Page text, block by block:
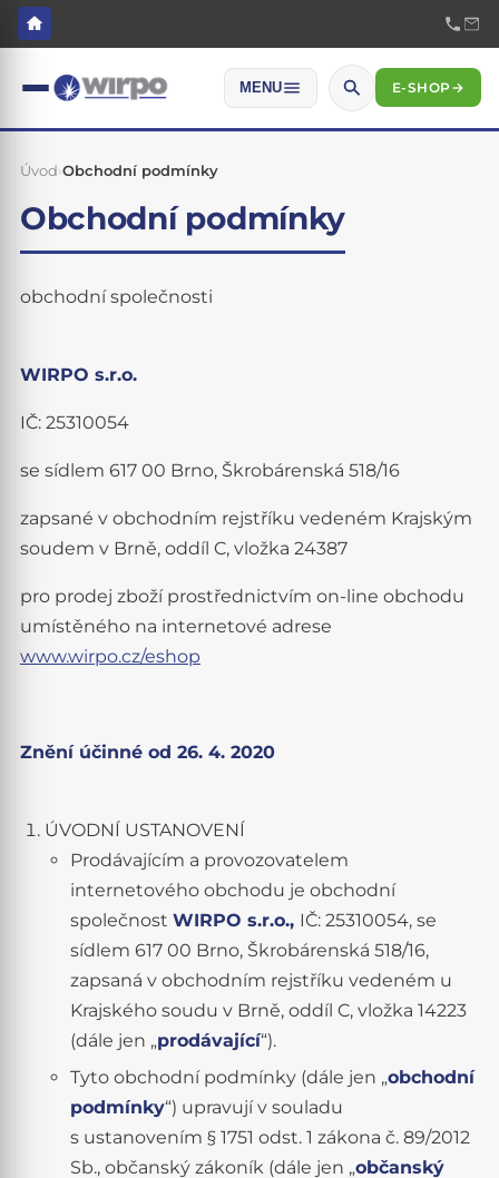
MENU E-SHOP→
Úvod›Obchodní podmínky
Obchodní podmínky
obchodní společnosti
WIRPO s.r.o.
IČ: 25310054
se sídlem 617 00 Brno, Škrobárenská 518/16
zapsané v obchodním rejstříku vedeném Krajským
soudem v Brně, oddíl C, vložka 24387
pro prodej zboží prostřednictvím on-line obchodu
umístěného na internetové adrese
www.wirpo.cz/eshop
Znění účinné od 26. 4. 2020
ÚVODNÍ USTANOVENÍ
Prodávajícím a provozovatelem
internetového obchodu je obchodní
společnost WIRPO s.r.o., IČ: 25310054, se
sídlem 617 00 Brno, Škrobárenská 518/16,
zapsaná v obchodním rejstříku vedeném u
Krajského soudu v Brně, oddíl C, vložka 14223
(dále jen „prodávající“).
Tyto obchodní podmínky (dále jen „obchodní
podmínky“) upravují v souladu
s ustanovením § 1751 odst. 1 zákona č. 89/2012
Sb., občanský zákoník (dále jen „občanský